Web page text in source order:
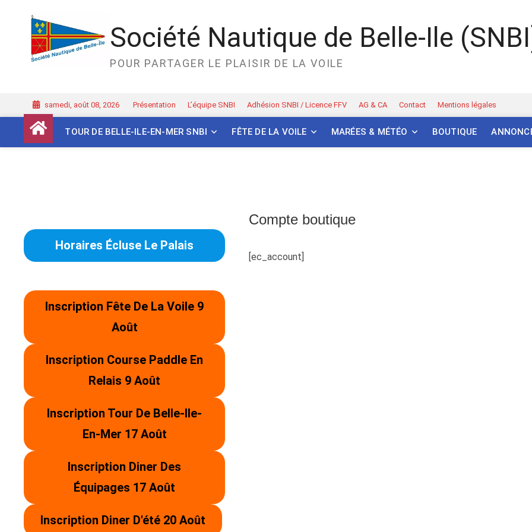
content
Société Nautique de Belle-Ile
POUR PARTAGER LE PLAISIR DE LA VOILE
samedi, août 08, 2026 Présentation L’équipe SNBI Adhésion SNBI / Licence FFV AG & CA Contact Mentions légales
TOUR DE BELLE-ILE-EN-MER SNBI FÊTE DE LA VOILE MARÉES & MÉTÉO BOUTIQUE
Compte boutique
[ec_account]
Horaires Écluse Le Palais
Inscription Fête De La Voile 9
Août
Inscription Course Paddle En
Relais 9 Août
Inscription Tour De Belle-Ile-
En-Mer 17 Août
Inscription Diner Des
Équipages 17 Août
Inscription Diner D'été 20 Août